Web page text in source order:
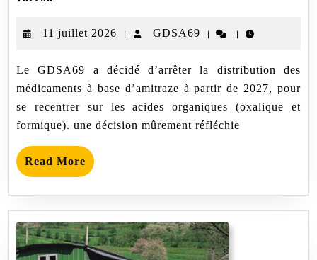
stratégie
de
traitements
varroa
11 juillet 2026
11
2026
| GDSA69 GDSA69
| |
Le GDSA69 a décidé d’arrêter la distribution des
médicaments à base d’amitraze à partir de 2027, pour
se recentrer sur les acides organiques (oxalique et
formique). une décision mûrement réfléchie
Read More Read
More